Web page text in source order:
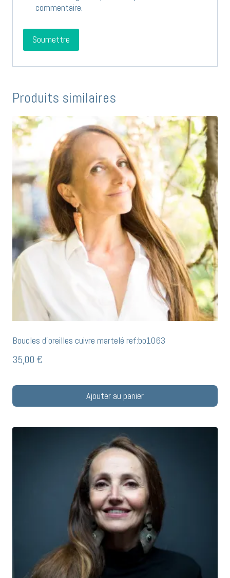
commentaire.
Produits similaires
Boucles d’oreilles cuivre martelé ref:bo1063
35,00 €
Ajouter au panier